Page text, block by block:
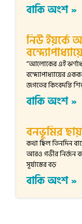
বাকি অংশ »
নিউ ইয়র্কে
“আলোকের এই
বন্দ্যোপাধ্যায়ের
জগতের কিংবদন্তি
বাকি অংশ »
বনভূমির
কথা ছিল তিনদিন
আরও গভীর নির্জন
সূর্যাস্তের বড়
বাকি অংশ »